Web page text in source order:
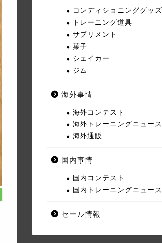
コンディショニンググッズ
トレーニング道具
サプリメント
菓子
シェイカー
ジム
海外事情
海外コンテスト
海外トレーニングニュース
海外通販
国内事情
国内コンテスト
国内トレーニングニュース
セール情報